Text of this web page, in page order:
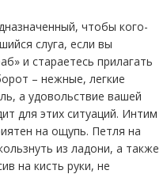
чтобы кого-
слуга, если вы
и стараетесь прилагать
– нежные, легкие
а удовольствие вашей
для этих ситуаций. Интим
на ощупь. Петля на
из ладони, а также
на кисть руки, не